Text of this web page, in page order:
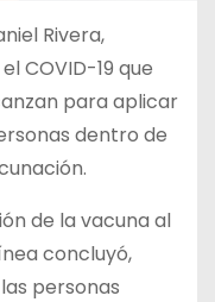
Rivera,
COVID-19 que
para aplicar
dentro de
de la vacuna al
concluyó,
personas